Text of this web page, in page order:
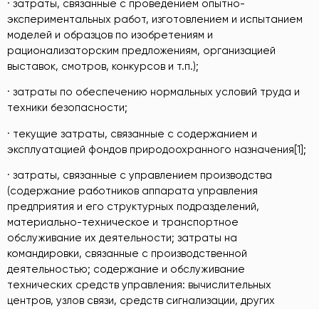
· затраты, связанные с проведением опытно-
экспериментальных работ, изготовлением и испытанием
моделей и образцов по изобретениям и
рационализаторским предложениям, организацией
выставок, смотров, конкурсов и т.п.);
· затраты по обеспечению нормальных условий труда и
техники безопасности;
· текущие затраты, связанные с содержанием и
эксплуатацией фондов природоохранного назначения[1];
· затраты, связанные с управлением производства
(содержание работников аппарата управления
предприятия и его структурных подразделений,
материально-техническое и транспортное
обслуживание их деятельности; затраты на
командировки, связанные с производственной
деятельностью; содержание и обслуживание
технических средств управления: вычислительных
центров, узлов связи, средств сигнализации, других